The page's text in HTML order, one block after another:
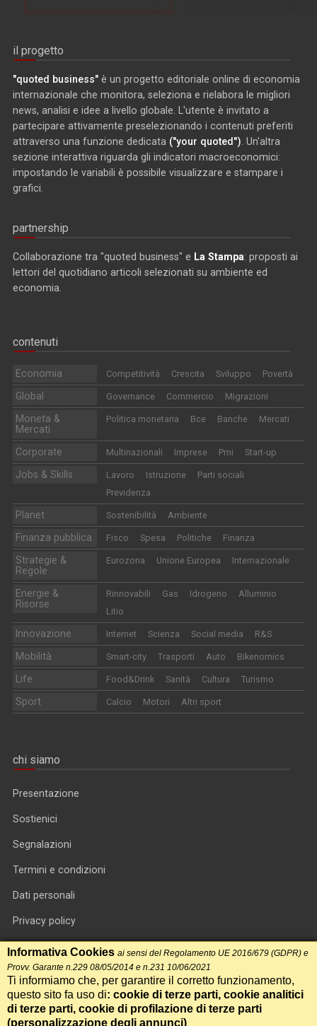
il progetto
"quoted business" è un progetto editoriale online di economia
internazionale che monitora, seleziona e rielabora le migliori
news, analisi e idee a livello globale. L'utente è invitato a
partecipare attivamente preselezionando i contenuti preferiti
attraverso una funzione dedicata ("your quoted"). Un'altra
sezione interattiva riguarda gli indicatori macroeconomici:
impostando le variabili è possibile visualizzare e stampare i
grafici.
partnership
Collaborazione tra "quoted business" e La Stampa: proposti ai
lettori del quotidiano articoli selezionati su ambiente ed
economia.
contenuti
Economia Competitività Crescita Sviluppo Povertà
Global Governance Commercio Migrazioni
Moneta &
Mercati
Politica monetaria Bce Banche Mercati
Corporate Multinazionali Imprese Pmi Start-up
Jobs & Skills Lavoro Istruzione
Parti sociali
Previdenza
Planet Sostenibilità Ambiente
Finanza pubblica Fisco Spesa Politiche Finanza
Strategie &
Regole
Eurozona Unione Europea Internazionale
Energie &
Risorse
Rinnovabili Gas Idrogeno
Alluminio
Litio
Innovazione Internet Scienza Social media R&S
Mobilità Smart-city Trasporti Auto Bikenomics
Life Food&Drink Sanità Cultura Turismo
Sport Calcio Motori Altri sport
chi siamo
Presentazione
Sostienici
Segnalazioni
Termini e condizioni
Dati personali
Privacy policy
Informativa cookie
RSS feed
RSS Top News
Contatti
Informativa Cookies ai sensi del Regolamento UE 2016/679 (GDPR) e
Provv. Garante n.229 08/05/2014 e n.231 10/06/2021
Ti informiamo che, per garantire il corretto funzionamento,
questo sito fa uso di: cookie di terze parti, cookie analitici
di terze parti, cookie di profilazione di terze parti
(personalizzazione degli annunci)